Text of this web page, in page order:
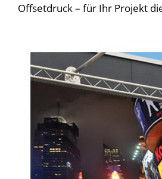
Offsetdruck – für Ihr Projekt